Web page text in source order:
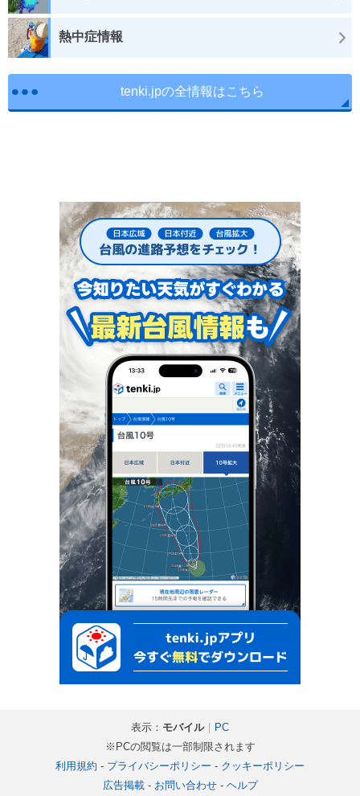
熱中症情報
tenki.jpの全情報はこちら
表示： モバイル｜ PC
※PCの閲覧は一部制限されます
利用規約 - プライバシーポリシー - クッキーポリシー
広告掲載- お問い合わせ- ヘルプ